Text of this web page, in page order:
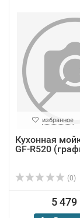
избранное
Кухонная
GF-R520
(0)
5 479